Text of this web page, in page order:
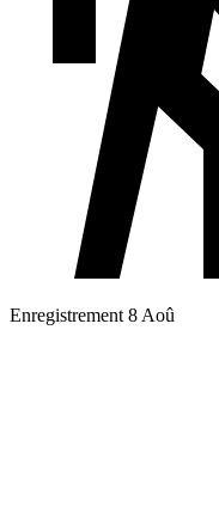
Enregistrement 8 Aoû